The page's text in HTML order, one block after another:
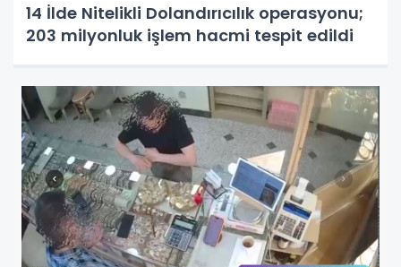
14 İlde Nitelikli Dolandırıcılık operasyonu;
203 milyonluk işlem hacmi tespit edildi